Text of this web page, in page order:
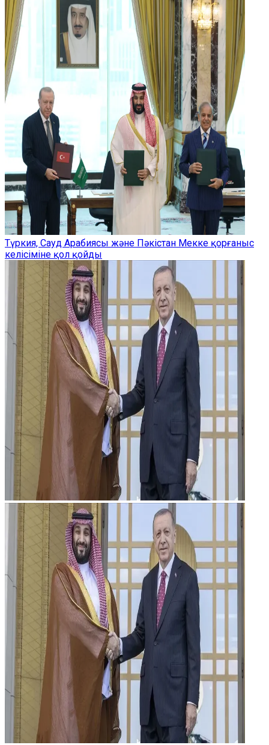
Түркия, Сауд Арабиясы және Пәкістан Мекке қорғаныс
келісіміне қол қойды